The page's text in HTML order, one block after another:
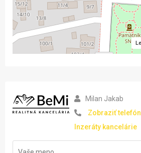
Milan Jakab
Zobraziť
Inzeráty kancelárie